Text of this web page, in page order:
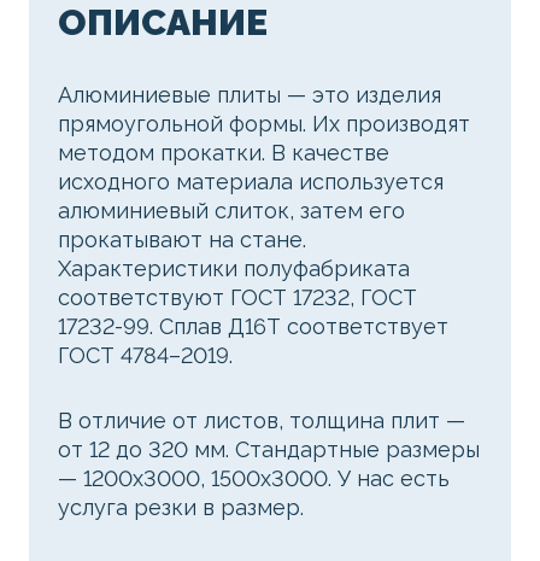
ОПИСАНИЕ
Алюминиевые плиты — это изделия
прямоугольной формы. Их производят
методом прокатки. В качестве
исходного материала используется
алюминиевый слиток, затем его
прокатывают на стане.
Характеристики полуфабриката
соответствуют ГОСТ 17232, ГОСТ
17232-99. Сплав Д16Т соответствует
ГОСТ 4784–2019.
В отличие от листов, толщина плит —
от 12 до 320 мм. Стандартные размеры
— 1200x3000, 1500x3000. У нас есть
услуга резки в размер.